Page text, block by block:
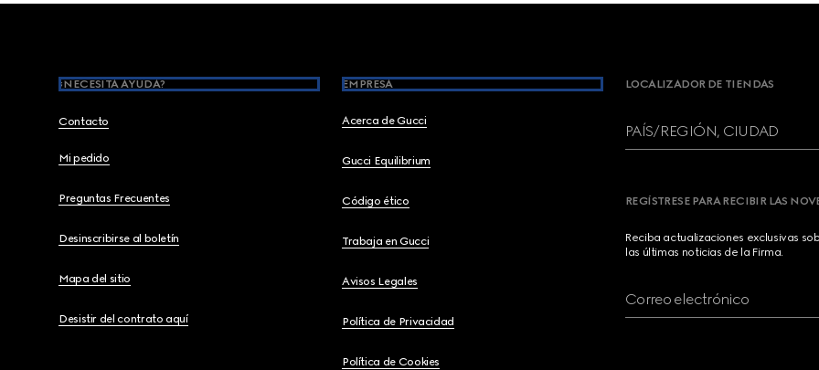
Footer
¿NECESITA AYUDA?
Contacto
Mi pedido
Preguntas Frecuentes
Desinscribirse al boletín
Mapa del sitio
Desistir del contrato aquí
EMPRESA
Acerca de Gucci
Gucci Equilibrium
Código ético
Trabaja en Gucci
Avisos Legales
Política de Privacidad
Política de Cookies
LOCALIZADOR DE TIENDAS
PAÍS/REGIÓN, CIUDAD
REGÍSTRESE PARA RECIBIR LAS
Reciba actualizaciones exclusivas
las últimas noticias de la Firma.
Correo electrónico